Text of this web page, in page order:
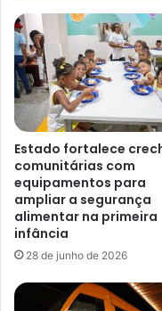
Estado fortalece
comunitárias com
equipamentos para
ampliar a segurança
alimentar na primeira
infância
28 de junho de 2026